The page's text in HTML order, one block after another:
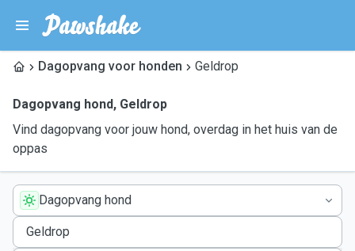
Dagopvang voor honden Geldrop
Dagopvang hond, Geldrop
Vind dagopvang voor jouw hond, overdag in het huis van de
oppas
Dagopvang hond